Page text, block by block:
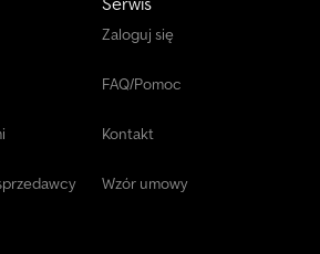
Zaloguj się
FAQ/Pomoc
Kontakt
Wzór umowy